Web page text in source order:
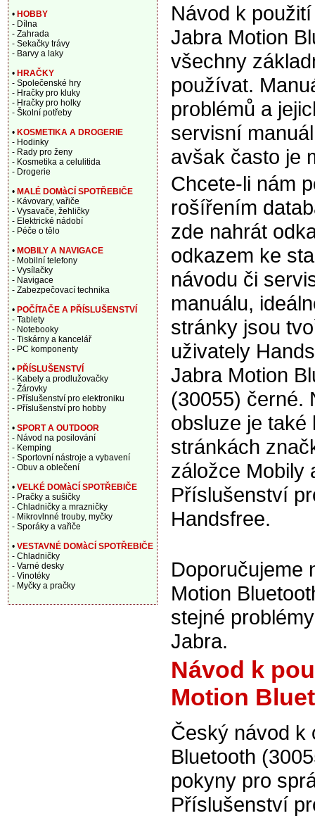
Návod k
Jabra Motion
všechny
používat.
problémů a
servisní
avšak často je
Chcete-li nám
rošířením
zde nahrát
odkazem ke
návodu či
manuálu,
stránky jsou
uživately
Jabra Motion
(30055) černé.
obsluze je také
stránkách
záložce Mobily
Příslušenství
Handsfree.
Doporučujeme
Motion
stejné
Jabra.
Návod k
Motion
Český návod k
Bluetooth
pokyny pro
Příslušenství
• HOBBY
- Dílna
- Zahrada
- Sekačky trávy
- Barvy a laky
• HRAČKY
- Společenské hry
- Hračky pro kluky
- Hračky pro holky
- Školní potřeby
• KOSMETIKA A DROGERIE
- Hodinky
- Rady pro ženy
- Kosmetika a celulitida
- Drogerie
• MALÉ DOMàCÍ SPOTŘEBIČE
- Kávovary, vařiče
- Vysavače, žehličky
- Elektrické nádobí
- Péče o tělo
• MOBILY A NAVIGACE
- Mobilní telefony
- Vysílačky
- Navigace
- Zabezpečovací technika
• POČÍTAČE A PŘÍSLUŠENSTVÍ
- Tablety
- Notebooky
- Tiskárny a kancelář
- PC komponenty
• PŘÍSLUŠENSTVÍ
- Kabely a prodlužovačky
- Žárovky
- Příslušenství pro elektroniku
- Příslušenství pro hobby
• SPORT A OUTDOOR
- Návod na posilování
- Kemping
- Sportovní nástroje a vybavení
- Obuv a oblečení
• VELKÉ DOMàCÍ SPOTŘEBIČE
- Pračky a sušičky
- Chladničky a mrazničky
- Mikrovlnné trouby, myčky
- Sporáky a vařiče
• VESTAVNÉ DOMàCÍ SPOTŘEBIČE
- Chladničky
- Varné desky
- Vinotéky
- Myčky a pračky